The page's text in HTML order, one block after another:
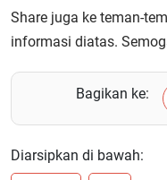
Share juga ke teman-
informasi diatas.
Bagikan ke:
Diarsipkan di bawah: